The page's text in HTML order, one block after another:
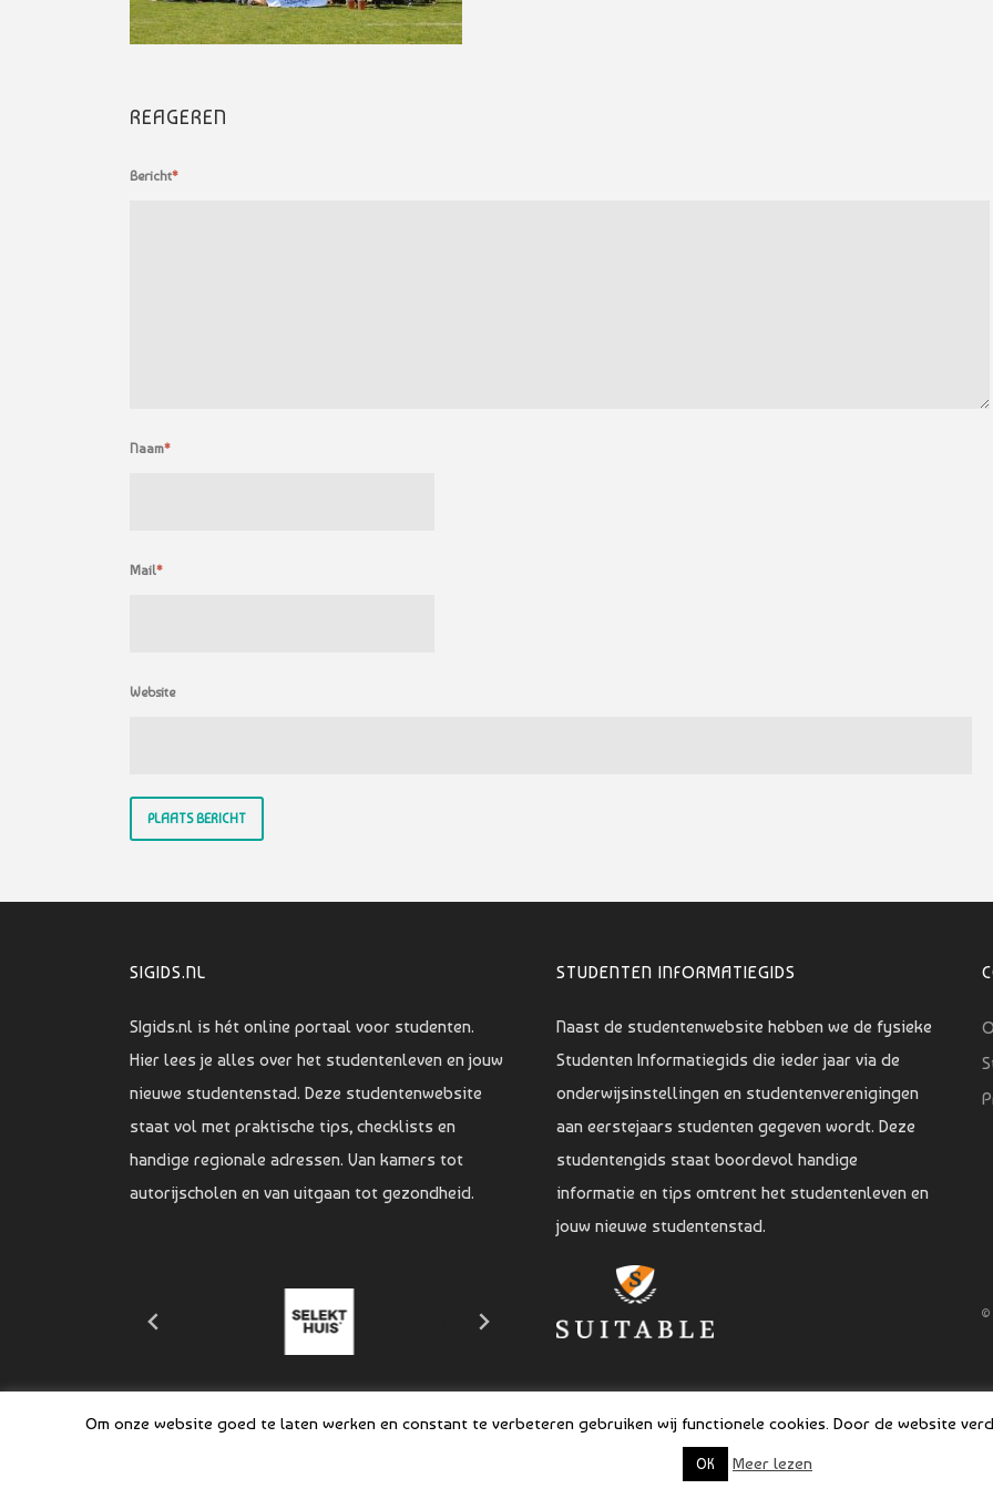
REAGEREN
Bericht*
Naam*
Mail*
Website
SIGIDS.NL
SIgids.nl is hét online portaal voor studenten.
Hier lees je alles over het studentenleven en jouw
nieuwe studentenstad. Deze studentenwebsite
staat vol met praktische tips, checklists en
handige regionale adressen. Van kamers tot
autorijscholen en van uitgaan tot gezondheid.
STUDENTEN INFORMATIEGIDS
Naast de studentenwebsite hebben we de fysieke
Studenten Informatiegids die ieder jaar via de
onderwijsinstellingen en studentenverenigingen
aan eerstejaars studenten gegeven wordt. Deze
studentengids staat boordevol handige
informatie en tips omtrent het studentenleven en
jouw nieuwe studentenstad.
©
Om onze website goed te laten werken en constant te verbeteren gebruiken wij functionele cookies. Door de website
OK Meer lezen